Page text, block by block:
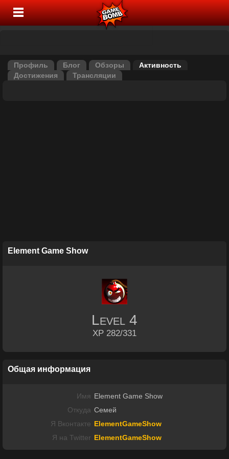
Профиль Блог Обзоры
Активность
Достижения
Трансляции
Element Game Show
Level 4
XP 282/331
Общая информация
Имя Element Game Show
Откуда Семей
Я Вконтакте ElementGameShow
Я на Twitter ElementGameShow